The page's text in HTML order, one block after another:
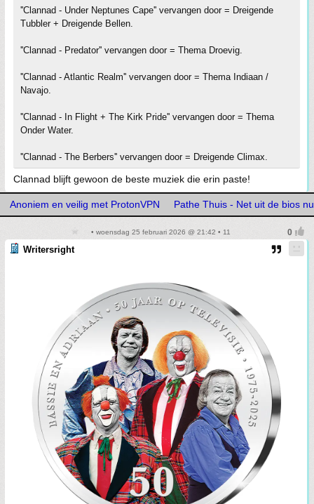
''Clannad - Under Neptunes Cape'' vervangen door = Dreigende
Tubbler + Dreigende Bellen.
''Clannad - Predator'' vervangen door = Thema Droevig.
''Clannad - Atlantic Realm'' vervangen door = Thema Indiaan /
Navajo.
''Clannad - In Flight + The Kirk Pride'' vervangen door = Thema
Onder Water.
''Clannad - The Berbers'' vervangen door = Dreigende Climax.
Clannad blijft gewoon de beste muziek die erin paste!
Anoniem en veilig met ProtonVPN Pathe Thuis - Net uit de bios
• woensdag 25 februari 2026 @ 21:42 • 11
Writersright